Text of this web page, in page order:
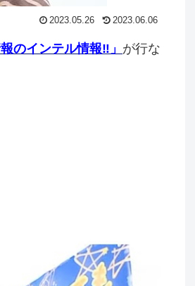
2023.05.26 2023.06.06
のインテル情報‼️」 が行な